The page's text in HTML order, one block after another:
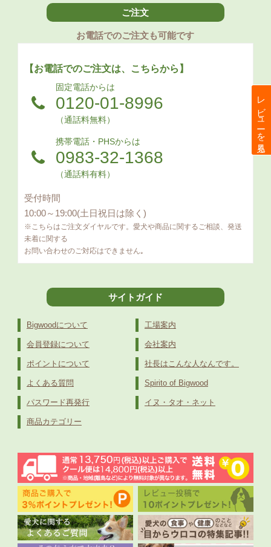
レビューを見る
ご注文
お電話でのご注文も可能です
【お電話でのご注文は、こちらから】
固定電話からは
0120-01-8996
（通話料無料）
携帯電話・PHSからは
0983-32-1368
（通話料有料）
受付時間
10:00～19:00(土日祝日は除く)
※こちらはご注文ダイヤルです。愛犬や商品に関するご相談、発送
未着に関する
お問い合わせのご対応はできません｡
サイトガイド
Bigwoodについて
会員登録について
ポイントについて
よくある質問
パスワード再発行
商品カテゴリー
工場案内
会社案内
社長はこんな人なんです。
Spirito of Bigwood
イヌ・タオ・ネット